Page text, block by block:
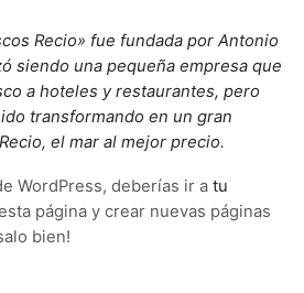
Recio» fue fundada por Antonio
siendo una pequeña empresa que
a hoteles y restaurantes, pero
transformando en un gran
el mar al mejor precio.
WordPress, deberías ir a tu
página y crear nuevas páginas
bien!